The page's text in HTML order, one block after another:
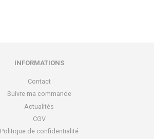
INFORMATIONS
Contact
Suivre ma commande
Actualités
CGV
Politique de confidentialité